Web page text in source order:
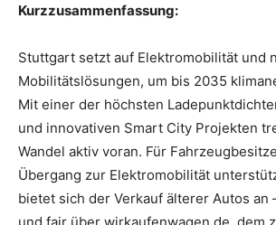
Kurzzusammenfassung:
Stuttgart setzt auf Elektromobilität und
Mobilitätslösungen, um bis 2035
Mit einer der höchsten
und innovativen Smart City Projekten
Wandel aktiv voran. Für
Übergang zur Elektromobilität
bietet sich der Verkauf älterer Autos an